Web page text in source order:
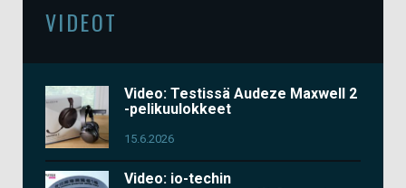
VIDEOT
Video: Testissä Audeze Maxwell 2
-pelikuulokkeet
15.6.2026
Video: io-techin